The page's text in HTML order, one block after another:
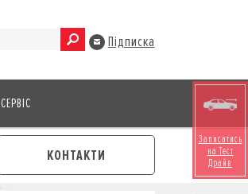
Підписка
СЕРВІС
КОНТАКТИ
Записатись
на Тест
Драйв